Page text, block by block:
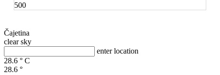
500
Čajetina
clear sky
enter location
28.6 ° C
28.6 °